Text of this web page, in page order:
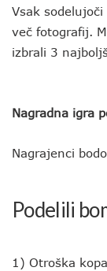
Vsak
več fotografij.
izbrali 3
Nagradna igra
Nagrajenci
Podelili
1) Otroška